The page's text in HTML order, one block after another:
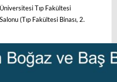
Üniversitesi Tıp Fakültesi
(Tıp Fakültesi Binası, 2.